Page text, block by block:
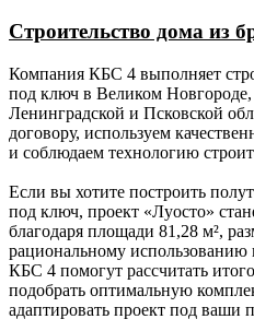
Строительство дома из
Компания КБС 4 выполняет
под ключ в Великом
Ленинградской и Псковской
договору, используем
и соблюдаем технологию
Если вы хотите построить
под ключ, проект «Луосто»
благодаря площади 81,28 м²,
рациональному использованию
КБС 4 помогут рассчитать
подобрать оптимальную
адаптировать проект под ваши